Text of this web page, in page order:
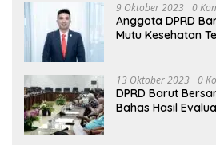
9 Oktober 2023 0
Anggota DPRD
Mutu Kesehatan
13 Oktober 2023 0
DPRD Barut
Bahas Hasil